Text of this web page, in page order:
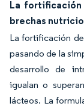
La fortificación
brechas
La fortificación
pasando de la
desarrollo de
igualan o
lácteos. La